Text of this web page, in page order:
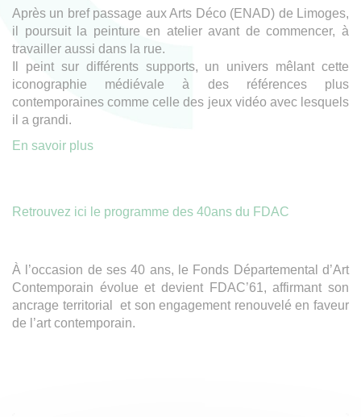
Après un bref passage aux Arts Déco (ENAD) de Limoges,
il poursuit la peinture en atelier avant de commencer, à
travailler aussi dans la rue.
Il peint sur différents supports, un univers mêlant cette
iconographie médiévale à des références plus
contemporaines comme celle des jeux vidéo avec lesquels
il a grandi.
En savoir plus
Retrouvez ici le programme des 40ans du FDAC
À l’occasion de ses 40 ans, le Fonds Départemental d’Art
Contemporain évolue et devient FDAC’61, affirmant son
ancrage territorial et son engagement renouvelé en faveur
de l’art contemporain.